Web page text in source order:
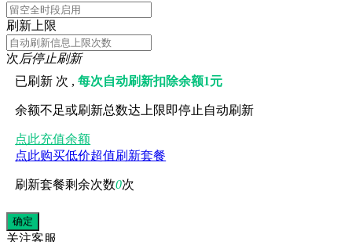
刷新上限
次后停止刷新
已刷新 次 ,每次自动刷新扣除余额1元
余额不足或刷新总数达上限即停止自动刷新
点此充值余额
点此购买低价超值刷新套餐
刷新套餐剩余次数0次
关注客服